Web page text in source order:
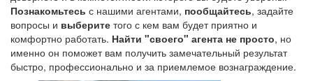
Познакомьтесь с нашими агентами, пообщайтесь, задайте
вопросы и выберите того с кем вам будет приятно и
комфортно работать. Найти "своего" агента не просто, но
именно он поможет вам получить замечательный результат
быстро, профессионально и за приемлемое вознаграждение.